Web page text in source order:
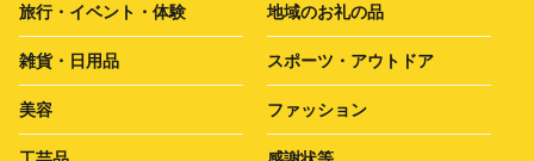
旅行・イベント・体験 地域のお礼の品
雑貨・日用品 スポーツ・アウトドア
美容 ファッション